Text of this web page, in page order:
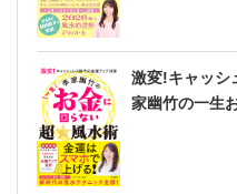
激変!キャッシ
家幽竹の一生